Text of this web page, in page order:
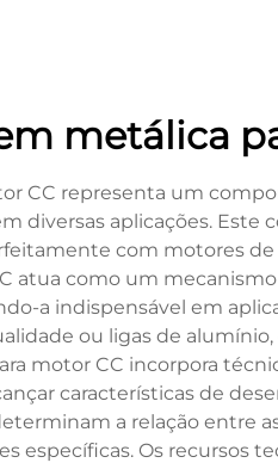
metálica
CC representa um
diversas aplicações.
com motores
atua como um
a indispensável em
ou ligas de
motor CC incorpora
características de
a relação entre
específicas. Os recursos